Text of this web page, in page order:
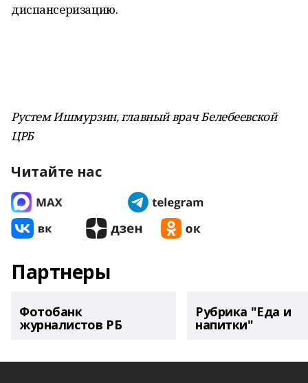
диспансеризацию.
Рустем Ишмурзин, главный врач Белебеевской
ЦРБ
Читайте нас
Партнеры
Фотобанк
журналистов РБ
Рубрика "Еда и
напитки"